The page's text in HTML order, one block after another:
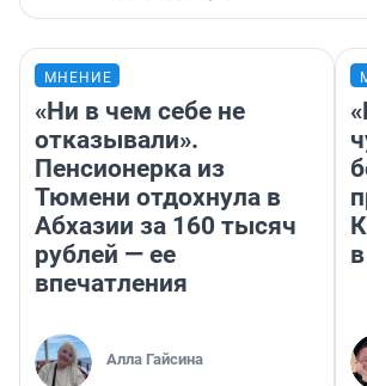
МНЕНИЕ
«Ни в чем себе не
отказывали».
Пенсионерка из
Тюмени отдохнула в
Абхазии за 160 тысяч
рублей — ее
впечатления
Алла Гайсина